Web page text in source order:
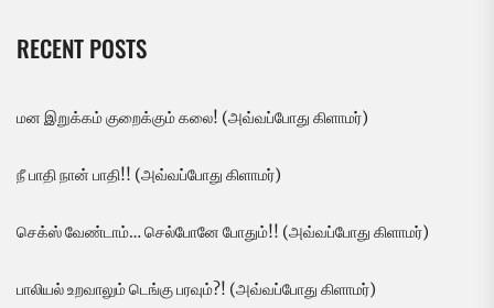
RECENT POSTS
மன இறுக்கம் குறைக்கும் கலை! (அவ்வப்போது கிளாமர்)
நீ பாதி நான் பாதி!! (அவ்வப்போது கிளாமர்)
செக்ஸ் வேண்டாம்… செல்போனே போதும்!! (அவ்வப்போது கிளாமர்)
பாலியல் உறவாலும் டெங்கு பரவும்?! (அவ்வப்போது கிளாமர்)